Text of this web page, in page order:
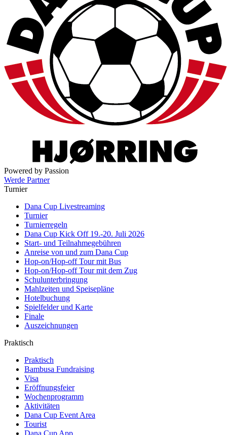
Powered by Passion
Werde Partner
Turnier
Dana Cup Livestreaming
Turnier
Turnierregeln
Dana Cup Kick Off 19.-20. Juli 2026
Start- und Teilnahmegebühren
Anreise von und zum Dana Cup
Hop-on/Hop-off Tour mit Bus
Hop-on/Hop-off Tour mit dem Zug
Schulunterbringung
Mahlzeiten und Speisepläne
Hotelbuchung
Spielfelder und Karte
Finale
Auszeichnungen
Praktisch
Praktisch
Bambusa Fundraising
Visa
Eröffnungsfeier
Wochenprogramm
Aktivitäten
Dana Cup Event Area
Tourist